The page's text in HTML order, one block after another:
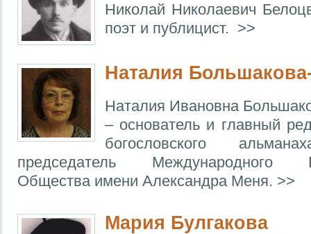
Николай Николаевич
поэт и публицист. >>
Наталия
Наталия Ивановна
– основатель и главный
богословского
председатель Международного
Общества имени Александра Меня. >>
Мария Булгакова